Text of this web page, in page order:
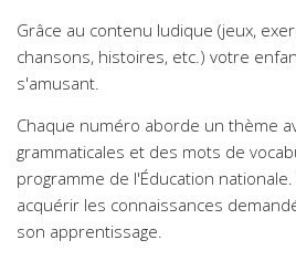
Grâce au contenu ludique (jeux,
chansons, histoires, etc.) votre
s'amusant.
Chaque numéro aborde un thème
grammaticales et des mots de
programme de l'Éducation
acquérir les connaissances
son apprentissage.